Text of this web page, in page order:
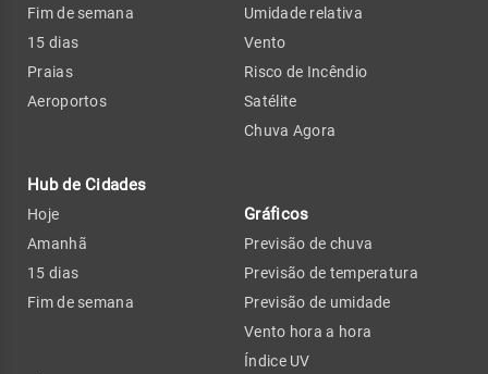
Fim de semana
15 dias
Praias
Aeroportos
Hub de Cidades
Hoje
Amanhã
15 dias
Fim de semana
Umidade relativa
Vento
Risco de Incêndio
Satélite
Chuva Agora
Gráficos
Previsão de chuva
Previsão de temperatura
Previsão de umidade
Vento hora a hora
Índice UV